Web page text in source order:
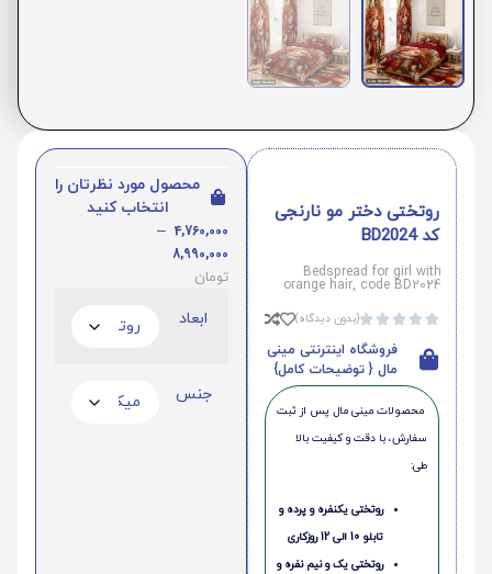
روتختی دختر مو نارنجی
کد BD2024
Bedspread for girl with
orange hair, code BD2024




(بدون دیدگاه)
فروشگاه اینترنتی مینی
مال { توضیحات کامل}
محصولات مینی‌ مال پس از ثبت
سفارش، با دقت و کیفیت بالا
طی:
روتختی یکنفره و پرده و
تابلو 10 الی 12 روزکاری
روتختی یک و نیم نفره و
محصول مورد نظرتان را
انتخاب کنید
4,760,000
–
8,990,000
تومان
ابعاد
جنس